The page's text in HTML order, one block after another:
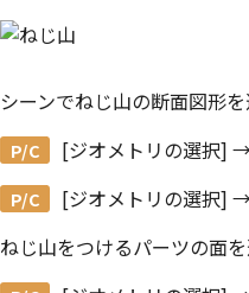
シーンでねじ山の断面図形を
[ジオメトリの選択]
[ジオメトリの選択]
ねじ山をつけるパーツの面を